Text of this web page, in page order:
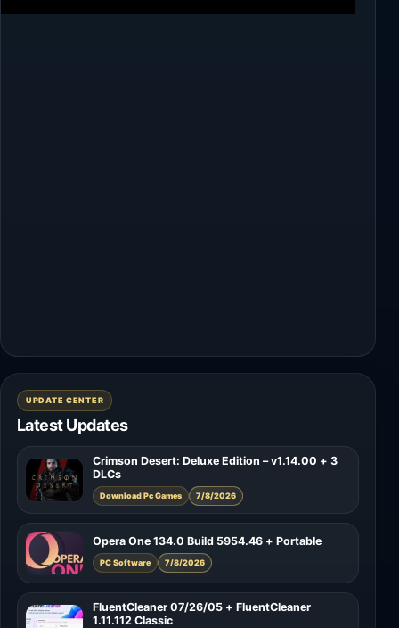
UPDATE CENTER
Latest Updates
Crimson Desert: Deluxe Edition – v1.14.00 + 3
DLCs
Download Pc Games 7/8/2026
Opera One 134.0 Build 5954.46 + Portable
PC Software 7/8/2026
FluentCleaner 07/26/05 + FluentCleaner
1.11.112 Classic